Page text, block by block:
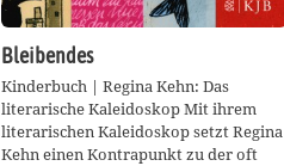
Bleibendes
Kinderbuch | Regina Kehn: Das
literarische Kaleidoskop Mit ihrem
literarischen Kaleidoskop setzt Regina
Kehn einen Kontrapunkt zu der oft